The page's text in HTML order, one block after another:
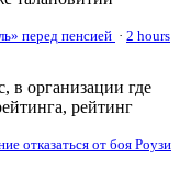
перед пенсией · 2 hours
в организации где
рейтинг
отказаться от боя Роузи